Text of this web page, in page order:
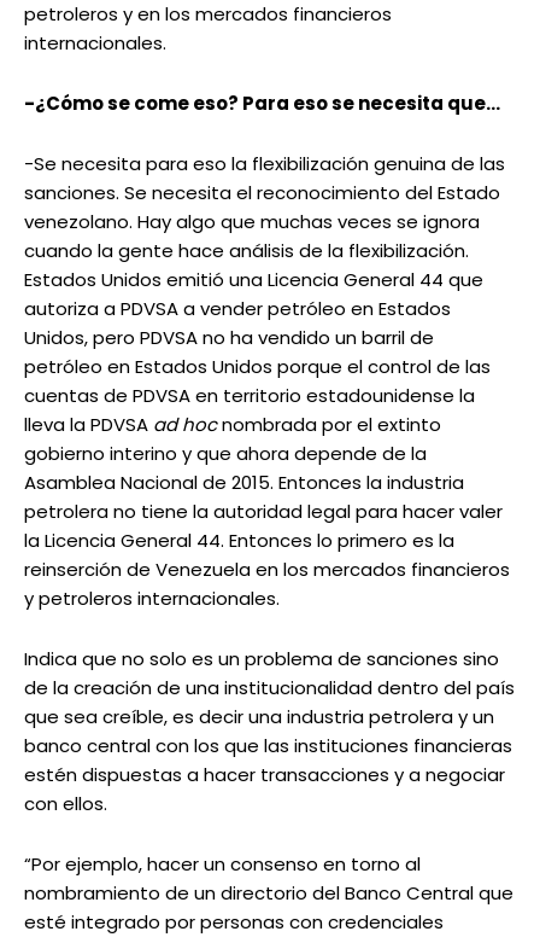
petroleros y en los mercados financieros
internacionales.
-¿Cómo se come eso? Para eso se necesita que…
-Se necesita para eso la flexibilización genuina de las
sanciones. Se necesita el reconocimiento del Estado
venezolano. Hay algo que muchas veces se ignora
cuando la gente hace análisis de la flexibilización.
Estados Unidos emitió una Licencia General 44 que
autoriza a PDVSA a vender petróleo en Estados
Unidos, pero PDVSA no ha vendido un barril de
petróleo en Estados Unidos porque el control de las
cuentas de PDVSA en territorio estadounidense la
lleva la PDVSA ad hocnombrada por el extinto
gobierno interino y que ahora depende de la
Asamblea Nacional de 2015. Entonces la industria
petrolera no tiene la autoridad legal para hacer valer
la Licencia General 44. Entonces lo primero es la
reinserción de Venezuela en los mercados financieros
y petroleros internacionales.
Indica que no solo es un problema de sanciones sino
de la creación de una institucionalidad dentro del país
que sea creíble, es decir una industria petrolera y un
banco central con los que las instituciones financieras
estén dispuestas a hacer transacciones y a negociar
con ellos.
“Por ejemplo, hacer un consenso en torno al
nombramiento de un directorio del Banco Central que
esté integrado por personas con credenciales